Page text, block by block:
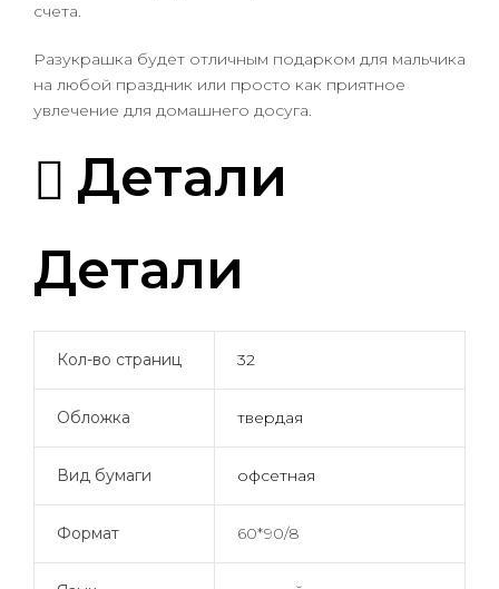
счета.
Разукрашка будет отличным подарком для мальчика
на любой праздник или просто как приятное
увлечение для домашнего досуга.
Детали
Детали
Кол-во страниц 32
Обложка твердая
Вид бумаги офсетная
Формат 60*90/8